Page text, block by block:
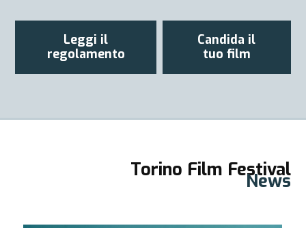
Leggi il
regolamento
Candida il
tuo film
Torino Film Festival
News